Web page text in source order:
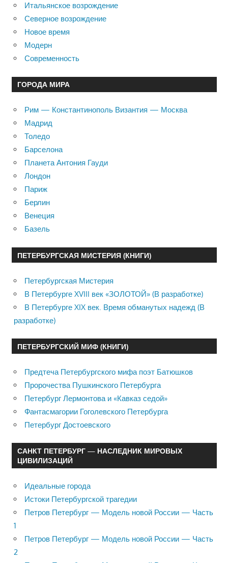
Итальянское возрождение
Северное возрождение
Новое время
Модерн
Современность
ГОРОДА МИРА
Рим — Константинополь Византия — Москва
Мадрид
Толедо
Барселона
Планета Антония Гауди
Лондон
Париж
Берлин
Венеция
Базель
ПЕТЕРБУРГСКАЯ МИСТЕРИЯ (КНИГИ)
Петербургская Мистерия
В Петербурге XVIII век «ЗОЛОТОЙ» (В разработке)
В Петербурге XIX век. Время обманутых надежд (В
разработке)
ПЕТЕРБУРГСКИЙ МИФ (КНИГИ)
Предтеча Петербургского мифа поэт Батюшков
Пророчества Пушкинского Петербурга
Петербург Лермонтова и «Кавказ седой»
Фантасмагории Гоголевского Петербурга
Петербург Достоевского
САНКТ ПЕТЕРБУРГ — НАСЛЕДНИК МИРОВЫХ
ЦИВИЛИЗАЦИЙ
Идеальные города
Истоки Петербургской трагедии
Петров Петербург — Модель новой России — Часть
1
Петров Петербург — Модель новой России — Часть
2